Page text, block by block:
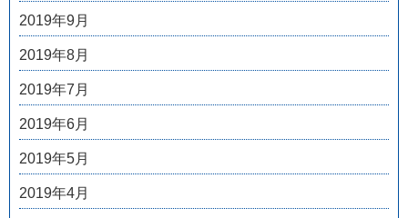
2019年9月
2019年8月
2019年7月
2019年6月
2019年5月
2019年4月